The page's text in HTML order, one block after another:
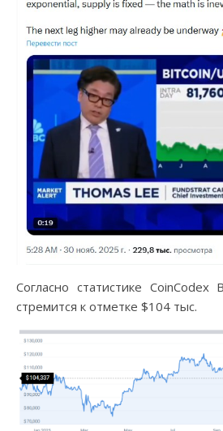
Согласно статистике CoinCodex
стремится к отметке $104 тыс.